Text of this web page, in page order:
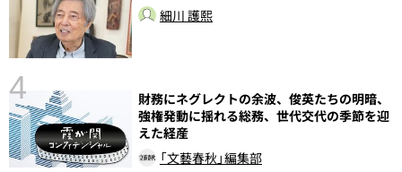
細川 護熙
4
財務にネグレクトの余波、俊英たちの明暗、
強権発動に揺れる総務、世代交代の季節を迎
えた経産
「文藝春秋」編集部